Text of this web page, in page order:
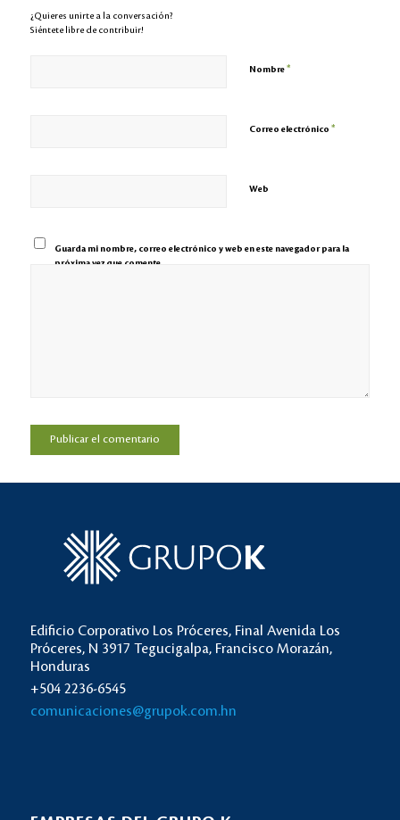
¿Quieres unirte a la conversación?
Siéntete libre de contribuir!
Nombre*
Correo electrónico *
Web
Guarda mi nombre, correo electrónico y web en este navegador para la
próxima vez que comente.
Edificio Corporativo Los Próceres, Final Avenida Los
Próceres, N 3917 Tegucigalpa, Francisco Morazán,
Honduras
+504 2236-6545
comunicaciones@grupok.com.hn